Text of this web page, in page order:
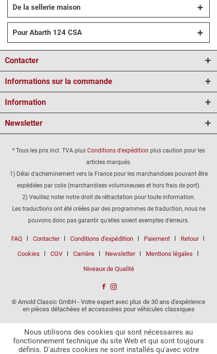
De la sellerie maison
Pour Abarth 124 CSA
Contacter
Informations sur la commande
Information
Newsletter
* Tous les prix incl. TVA plus Conditions d'expédition plus caution pour les
articles marqués.
1) Délai d'acheminement vers la France pour les marchandises pouvant être
expédiées par colis (marchandises volumineuses et hors frais de port).
2) Veuillez noter notre droit de rétractation pour toute information.
Les traductions ont été créées par des programmes de traduction, nous ne
pouvons donc pas garantir qu'elles soient exemptes d'erreurs.
FAQ Contacter Conditions d'expédition Paiement Retour
Cookies CGV Carrière Newsletter Mentions légales
Niveaux de Qualité
© Arnold Classic GmbH - Votre expert avec plus de 30 ans d'expérience
en pièces détachées et accessoires pour véhicules classiques
Nous utilisons des cookies qui sont nécessaires au
fonctionnement technique du site Web et qui sont toujours
définis. D'autres cookies ne sont installés qu'avec votre